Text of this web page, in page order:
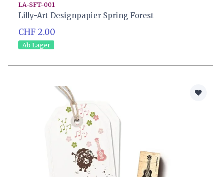
LA-SFT-001
Lilly-Art Designpapier Spring Forest
CHF 2.00
Ab Lager